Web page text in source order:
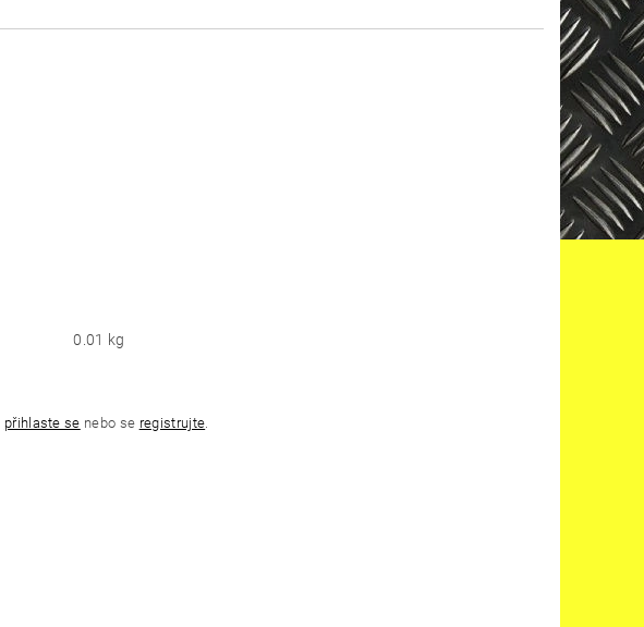
0.01 kg
přihlaste se nebo se registrujte.